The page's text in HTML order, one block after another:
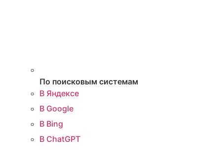
По поисковым системам
В Яндексе
В Google
В Bing
В ChatGPT